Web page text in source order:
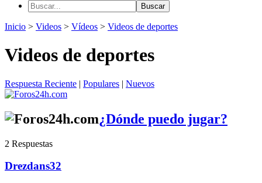
Inicio > Videos > Vídeos > Videos de deportes
Videos de deportes
Respuesta Reciente | Populares | Nuevos
¿Dónde puedo jugar?
2 Respuestas
Drezdans32